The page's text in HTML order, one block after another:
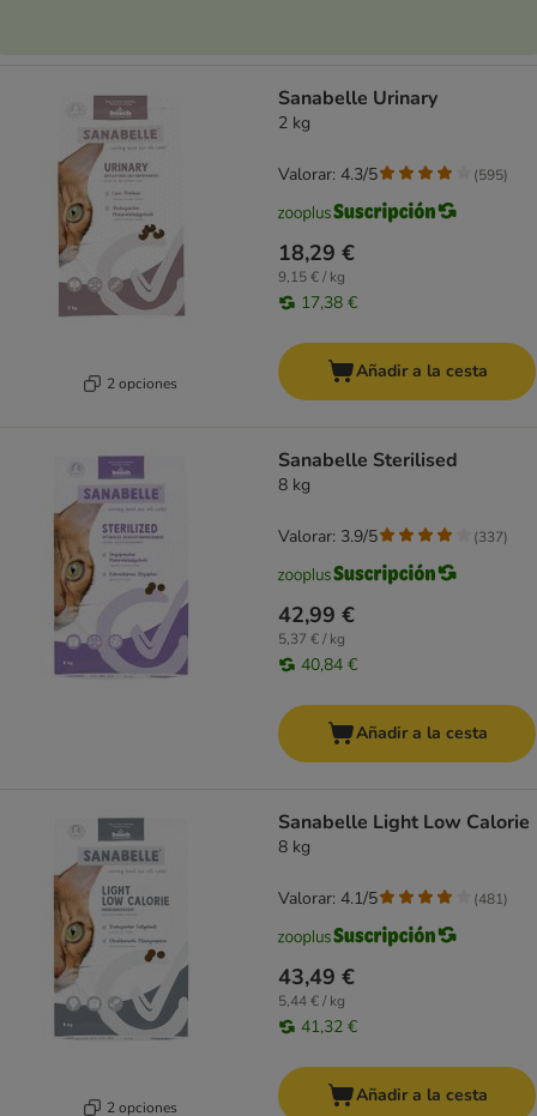
2 opciones
Sanabelle Urinary
2 kg
18,29 €
9,15 € / kg
17,38 €
Valorar: 4.3/5 (595)
Añadir a la cesta
Sanabelle Sterilised
8 kg
42,99 €
5,37 € / kg
40,84 €
Valorar: 3.9/5 (337)
Añadir a la cesta
2 opciones
Sanabelle Light Low Calorie
8 kg
43,49 €
5,44 € / kg
41,32 €
Valorar: 4.1/5 (481)
Añadir a la cesta